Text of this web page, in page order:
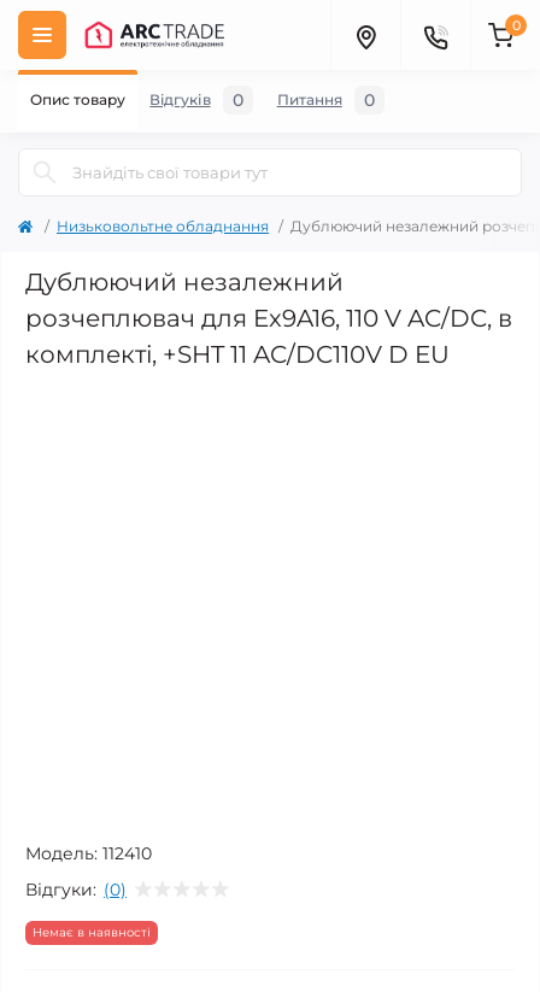
0
Низьковольтне обладнання Дублюючий незалежний
Дублюючий незалежний
розчеплювач для Ex9A16, 110 V AC/DC, в
комплекті, +SHT 11 AC/DC110V D EU
Модель: 112410
Відгуки: (0)
Немає в наявності
Опис товару Відгуків 0 Питання 0